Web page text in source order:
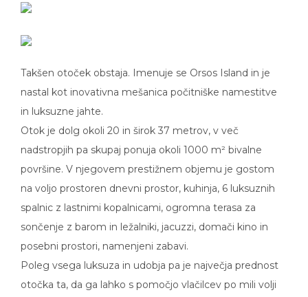
Takšen otoček obstaja. Imenuje se Orsos Island in je
nastal kot inovativna mešanica počitniške namestitve
in luksuzne jahte.
Otok je dolg okoli 20 in širok 37 metrov, v več
nadstropjih pa skupaj ponuja okoli 1000 m² bivalne
površine. V njegovem prestižnem objemu je gostom
na voljo prostoren dnevni prostor, kuhinja, 6 luksuznih
spalnic z lastnimi kopalnicami, ogromna terasa za
sončenje z barom in ležalniki, jacuzzi, domači kino in
posebni prostori, namenjeni zabavi.
Poleg vsega luksuza in udobja pa je največja prednost
otočka ta, da ga lahko s pomočjo vlačilcev po mili volji